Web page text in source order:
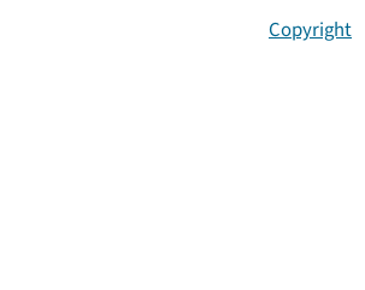
Copyright